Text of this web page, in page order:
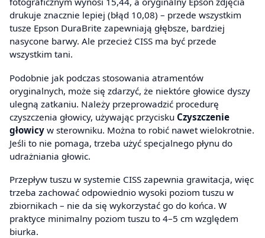
drukuje znacznie lepiej (błąd 10,08) – przede wszystkim
tusze Epson DuraBrite zapewniają głębsze, bardziej
nasycone barwy. Ale przecież CISS ma być przede
wszystkim tani.
Podobnie jak podczas stosowania atramentów
oryginalnych, może się zdarzyć, że niektóre głowice dyszy
ulegną zatkaniu. Należy przeprowadzić procedurę
czyszczenia głowicy, używając przycisku Czyszczenie
głowicy w sterowniku. Można to robić nawet wielokrotnie.
Jeśli to nie pomaga, trzeba użyć specjalnego płynu do
udrażniania głowic.
Przepływ tuszu w systemie CISS zapewnia grawitacja, więc
trzeba zachować odpowiednio wysoki poziom tuszu w
zbiornikach – nie da się wykorzystać go do końca. W
praktyce minimalny poziom tuszu to 4–5 cm względem
biurka.